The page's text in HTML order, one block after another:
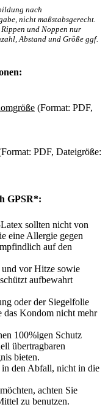
nach
nicht maßstabsgerecht.
und Noppen nur
Abstand und Größe ggf.
(Format: PDF,
PDF, Dateigröße:
GPSR*:
sollten nicht von
eine Allergie gegen
auf den
vor Hitze sowie
aufbewahrt
oder der Siegelfolie
das Kondom nicht mehr
100%igen Schutz
übertragbaren
bieten.
in den Abfall, nicht in die
achten Sie
zu benutzen.